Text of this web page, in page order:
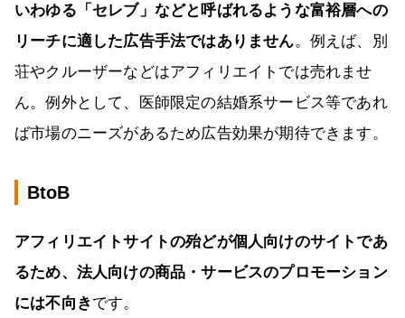
いわゆる「セレブ」などと呼ばれるような富裕層への
リーチに適した広告手法ではありません。例えば、別
荘やクルーザーなどはアフィリエイトでは売れませ
ん。例外として、医師限定の結婚系サービス等であれ
ば市場のニーズがあるため広告効果が期待できます。
BtoB
アフィリエイトサイトの殆どが個人向けのサイトであ
るため、法人向けの商品・サービスのプロモーション
には不向き です。